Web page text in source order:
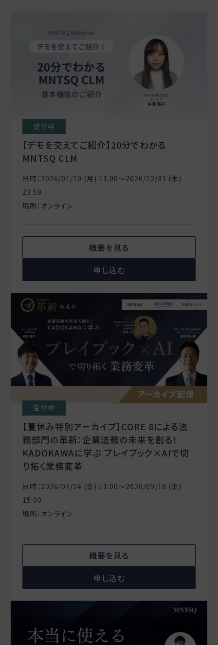
受付中
【デモを交えてご紹介】20分でわかる
MNTSQ CLM
日時：2026/01/19 (月) 11:00〜2026/12/31 (木)
23:59
場所：オンライン
概要を見る
申し込む
受付中
【夏休み特別アーカイブ】CORE 8による法
務部門の革新：企業法務の未来を創る！
KADOKAWAに学ぶ プレイブック×AIで切
り拓く業務変革
日時：2026/07/24 (金) 11:00〜2026/09/18 (金)
15:00
場所：オンライン
概要を見る
申し込む